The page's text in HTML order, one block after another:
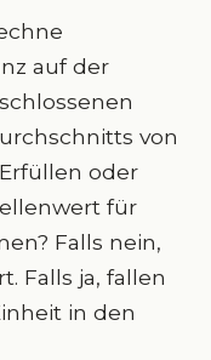
auf der
von
oder
für
Falls nein,
Falls ja, fallen
in den